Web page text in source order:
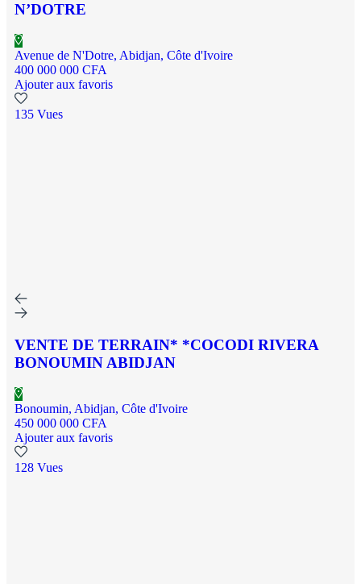
N’DOTRE
Avenue de N'Dotre, Abidjan, Côte d'Ivoire
400 000 000 CFA
Ajouter aux favoris
135 Vues
VENTE DE TERRAIN* *COCODI RIVERA
BONOUMIN ABIDJAN
Bonoumin, Abidjan, Côte d'Ivoire
450 000 000 CFA
Ajouter aux favoris
128 Vues